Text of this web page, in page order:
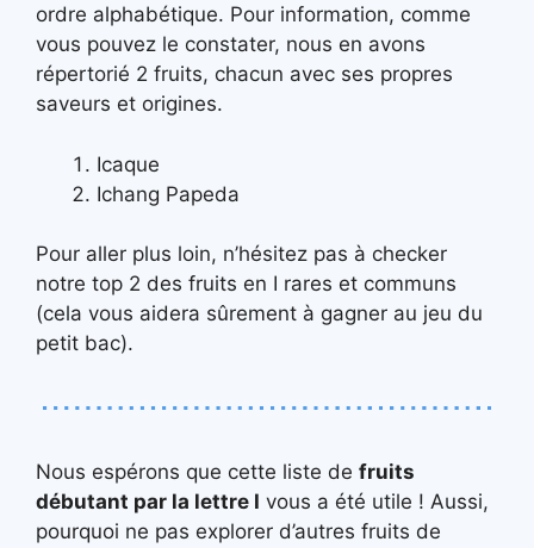
ordre alphabétique. Pour information, comme
vous pouvez le constater, nous en avons
répertorié 2 fruits, chacun avec ses propres
saveurs et origines.
Icaque
Ichang Papeda
Pour aller plus loin, n’hésitez pas à checker
notre top 2 des fruits en I rares et communs
(cela vous aidera sûrement à gagner au jeu du
petit bac).
Nous espérons que cette liste de fruits
débutant par la lettre I vous a été utile ! Aussi,
pourquoi ne pas explorer d’autres fruits de